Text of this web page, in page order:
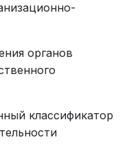
органов
классификатор